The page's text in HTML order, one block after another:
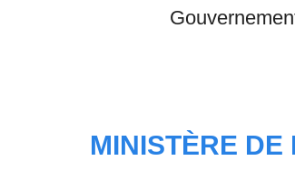
MINISTÈRE DE